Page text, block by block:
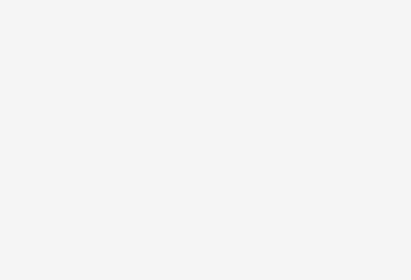
over 5 Begeleiden
te gaan met slapen
gezin en context